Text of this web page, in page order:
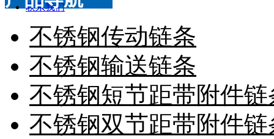
联系我们
不锈钢传动链条
不锈钢输送链条
不锈钢短节距带附件链
不锈钢双节距带附件链